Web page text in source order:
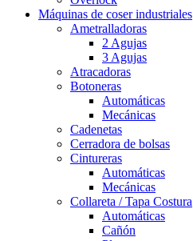
Máquinas de coser industriales
Ametralladoras
2 Agujas
3 Agujas
Atracadoras
Botoneras
Automáticas
Mecánicas
Cadenetas
Cerradora de bolsas
Cintureras
Automáticas
Mecánicas
Collareta / Tapa Costura
Automáticas
Cañón